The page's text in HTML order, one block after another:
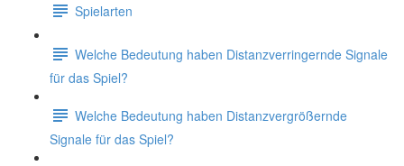
Spielarten
Welche Bedeutung haben Distanzverringernde Signale
für das Spiel?
Welche Bedeutung haben Distanzvergrößernde
Signale für das Spiel?